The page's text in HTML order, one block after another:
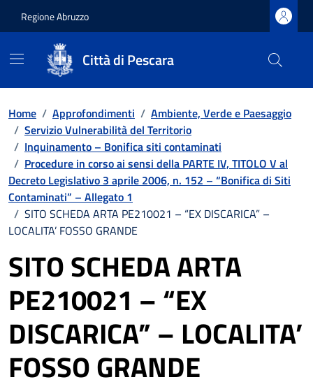
Regione Abruzzo
Città di Pescara
Home / Approfondimenti / Ambiente, Verde e Paesaggio
/ Servizio Vulnerabilità del Territorio
/ Inquinamento – Bonifica siti contaminati
/ Procedure in corso ai sensi della PARTE IV, TITOLO V al
Decreto Legislativo 3 aprile 2006, n. 152 – “Bonifica di Siti
Contaminati” – Allegato 1
/ SITO SCHEDA ARTA PE210021 – “EX DISCARICA” –
LOCALITA’ FOSSO GRANDE
SITO SCHEDA ARTA
PE210021 – “EX
DISCARICA” – LOCALITA’
FOSSO GRANDE